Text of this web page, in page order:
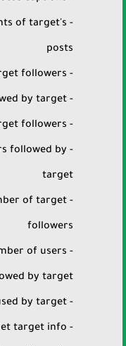
of target's
posts
followed by
target
of target
followers
of users
by target